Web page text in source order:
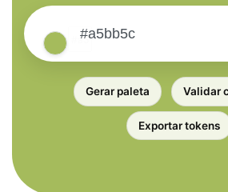
Gerar paleta Validar
Exportar tokens